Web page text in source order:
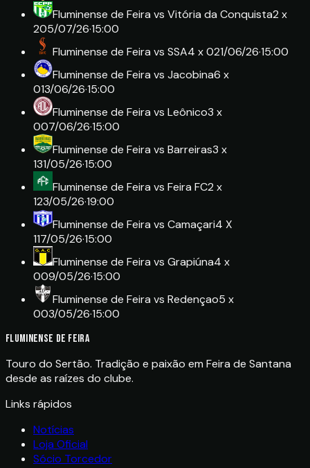
Fluminense de Feira vs Vitória da Conquista2 x
205/07/26·15:00
Fluminense de Feira vs SSA4 x 021/06/26·15:00
Fluminense de Feira vs Jacobina6 x
013/06/26·15:00
Fluminense de Feira vs Leônico3 x
007/06/26·15:00
Fluminense de Feira vs Barreiras3 x
131/05/26·15:00
Fluminense de Feira vs Feira FC2 x
123/05/26·19:00
Fluminense de Feira vs Camaçari4 X
117/05/26·15:00
Fluminense de Feira vs Grapiúna4 x
009/05/26·15:00
Fluminense de Feira vs Redençao5 x
003/05/26·15:00
FLUMINENSE DE FEIRA
Touro do Sertão. Tradição e paixão em Feira de Santana
desde as raízes do clube.
Links rápidos
Notícias
Loja Oficial
Sócio Torcedor